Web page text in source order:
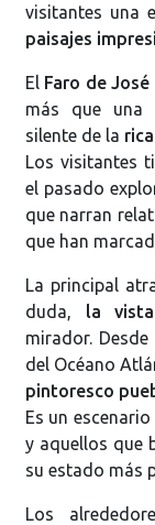
visitantes una
paisajes
El Faro de
más que una
silente de la
Los visitantes
el pasado
que narran
que han
La principal
duda, la
mirador.
del Océano
pintoresco
Es un
y aquellos que
su estado más
Los